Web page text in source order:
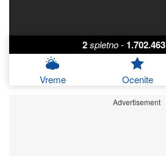
2spletno- 1.702.463
Vreme Ocenite
Advertisement